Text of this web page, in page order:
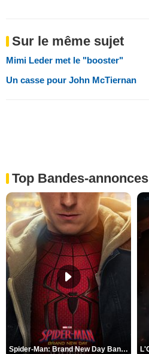
Sur le même sujet
Mimi Leder met le "booster"
Un casse pour John McTiernan
Top Bandes-annonces
Spider-Man: Brand New Day Bande-annonce VO STFR